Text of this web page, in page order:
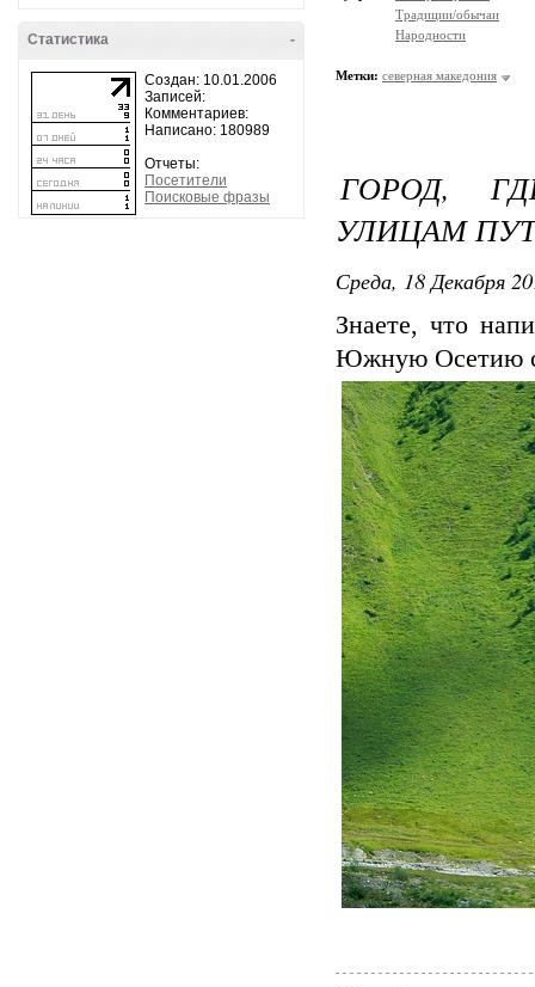
-
Статистика
Создан: 10.01.2006
Записей:
Комментариев:
Написано: 180989
Отчеты:
Посетители
Поисковые фразы
Традиции/обычаи
Народности
Метки: северная македония
ГОРОД,
УЛИЦАМ
Среда, 18 Декабря
Знаете, что
Южную Осетию